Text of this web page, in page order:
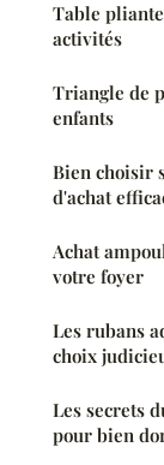
Table
activités
Triangle de
enfants
Bien choisir
d'achat
Achat
votre foyer
Les rubans
choix
Les secrets
pour bien